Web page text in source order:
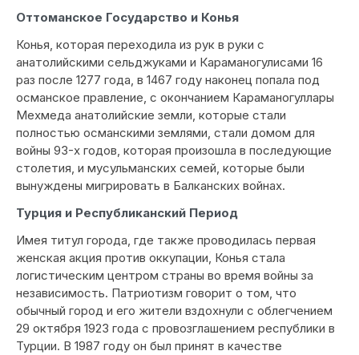
Оттоманское Государство и Конья
Конья, которая переходила из рук в руки с
анатолийскими сельджуками и Караманогулисами 16
раз после 1277 года, в 1467 году наконец попала под
османское правление, с окончанием Караманогуллары
Мехмеда анатолийские земли, которые стали
полностью османскими землями, стали домом для
войны 93-х годов, которая произошла в последующие
столетия, и мусульманских семей, которые были
вынуждены мигрировать в Балканских войнах.
Турция и Республиканский Период
Имея титул города, где также проводилась первая
женская акция против оккупации, Конья стала
логистическим центром страны во время войны за
независимость. Патриотизм говорит о том, что
обычный город и его жители вздохнули с облегчением
29 октября 1923 года с провозглашением республики в
Турции. В 1987 году он был принят в качестве